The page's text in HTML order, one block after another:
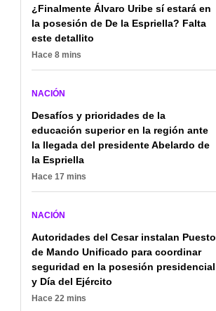
curul en el Congreso por
problemas de salud:
"Rehabilitación
cardíaca"
¿Finalmente Álvaro Uribe sí estará en
la posesión de De la Espriella? Falta
este detallito
Hace 8 mins
NACIÓN
Desafíos y prioridades de la
educación superior en la región ante
la llegada del presidente Abelardo de
la Espriella
Hace 17 mins
NACIÓN
Autoridades del Cesar instalan Puesto
de Mando Unificado para coordinar
seguridad en la posesión presidencial
y Día del Ejército
Hace 22 mins